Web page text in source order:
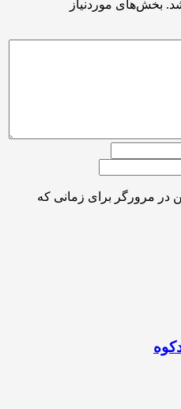
بخش‌های موردنیاز
در مرورگر برای زمانی که